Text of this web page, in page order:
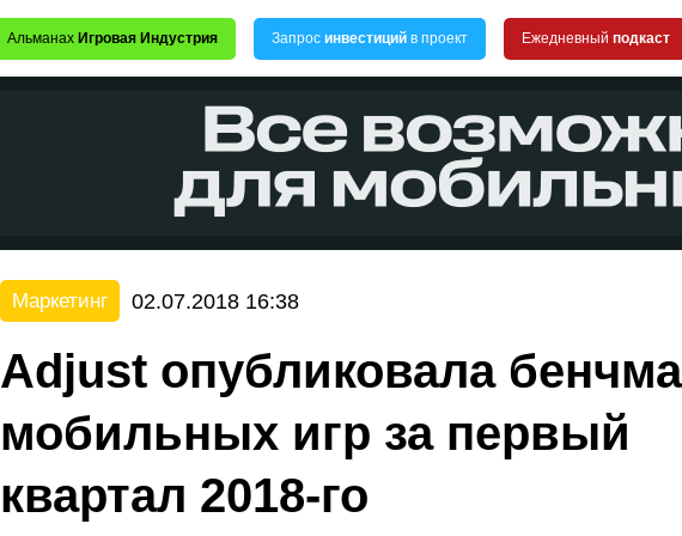
Альманах Игровая Индустрия Запрос инвестиций в проект Ежедневный подкаст
Маркетинг 02.07.2018 16:38
Adjust опубликовала
мобильных игр за первый
квартал 2018-го